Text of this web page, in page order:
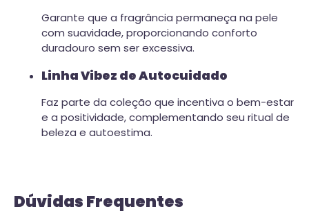
Garante que a fragrância permaneça na pele
com suavidade, proporcionando conforto
duradouro sem ser excessiva.
Linha Vibez de Autocuidado
Faz parte da coleção que incentiva o bem-estar
e a positividade, complementando seu ritual de
beleza e autoestima.
Dúvidas Frequentes